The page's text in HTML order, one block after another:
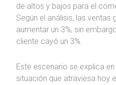
de altos y bajos para el
Según el análisis, las ventas
aumentar un 3%, sin
cliente cayó un 3%.
Este escenario se explica
situación que atraviesa hoy